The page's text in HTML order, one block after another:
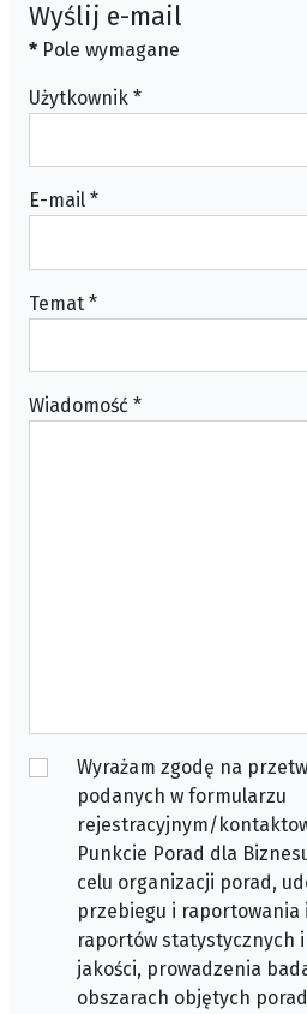
Wyślij e-mail
* Pole wymagane
Użytkownik *
E-mail *
Temat *
Wiadomość *
Wyrażam zgodę na
podanych w formularzu
rejestracyjnym/
Punkcie Porad dla
celu organizacji porad,
przebiegu i raportowania
raportów statystycznych
jakości, prowadzenia
obszarach objętych